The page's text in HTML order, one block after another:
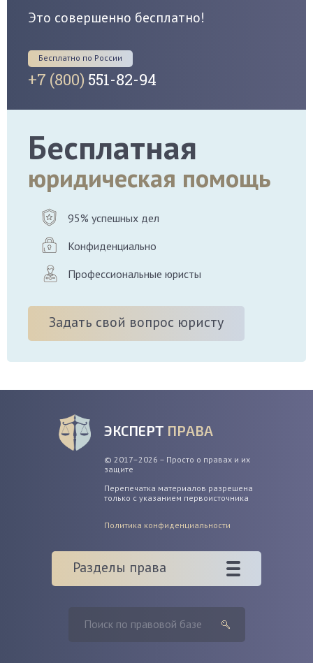
Это совершенно бесплатно!
Бесплатно по России
+7 (800) 551-82-94
Бесплатная
юридическая помощь
95% успешных дел
Конфиденциально
Профессиональные юристы
Задать свой вопрос юристу
ЭКСПЕРТ ПРАВА
© 2017–2026 – Просто о правах и их
защите
Перепечатка материалов разрешена
только с указанием первоисточника
Политика конфиденциальности
Разделы права